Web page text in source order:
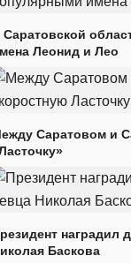
Саратовской
Леонид и Лео
Саратовом и
наградил
Баскова